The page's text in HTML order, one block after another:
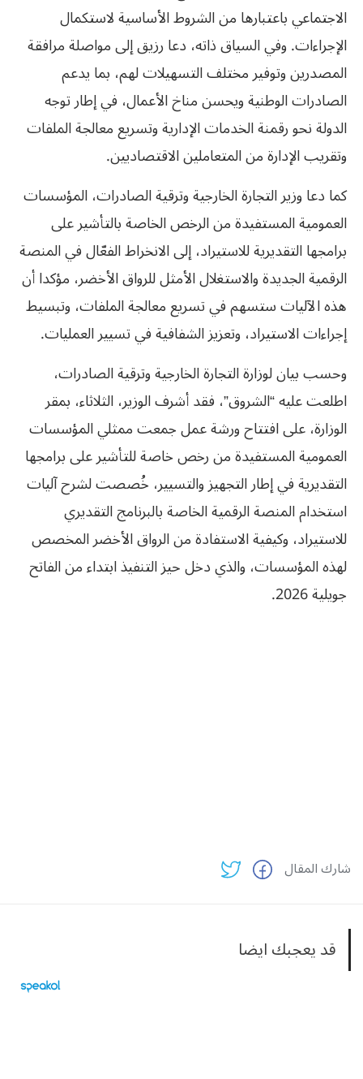
الاجتماعي باعتبارها من الشروط الأساسية لاستكمال
الإجراءات. وفي السياق ذاته، دعا رزيق إلى مواصلة مرافقة
المصدرين وتوفير مختلف التسهيلات لهم، بما يدعم
الصادرات الوطنية ويحسن مناخ الأعمال، في إطار توجه
الدولة نحو رقمنة الخدمات الإدارية وتسريع معالجة الملفات
وتقريب الإدارة من المتعاملين الاقتصاديين.
كما دعا وزير التجارة الخارجية وترقية الصادرات، المؤسسات
العمومية المستفيدة من الرخص الخاصة بالتأشير على
برامجها التقديرية للاستيراد، إلى الانخراط الفعّال في المنصة
الرقمية الجديدة والاستغلال الأمثل للرواق الأخضر، مؤكدا أن
هذه الآليات ستسهم في تسريع معالجة الملفات، وتبسيط
إجراءات الاستيراد، وتعزيز الشفافية في تسيير العمليات.
وحسب بيان لوزارة التجارة الخارجية وترقية الصادرات،
اطلعت عليه “الشروق”، فقد أشرف الوزير، الثلاثاء، بمقر
الوزارة، على افتتاح ورشة عمل جمعت ممثلي المؤسسات
العمومية المستفيدة من رخص خاصة للتأشير على برامجها
التقديرية في إطار التجهيز والتسيير، خُصصت لشرح آليات
استخدام المنصة الرقمية الخاصة بالبرنامج التقديري
للاستيراد، وكيفية الاستفادة من الرواق الأخضر المخصص
لهذه المؤسسات، والذي دخل حيز التنفيذ ابتداء من الفاتح
جويلية 2026.
شارك المقال
قد يعجبك ايضا